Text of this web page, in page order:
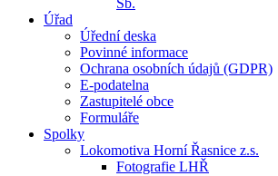
Sb.
Úřad
Úřední deska
Povinné informace
Ochrana osobních údajů (GDPR)
E-podatelna
Zastupitelé obce
Formuláře
Spolky
Lokomotiva Horní Řasnice z.s.
Fotografie LHŘ